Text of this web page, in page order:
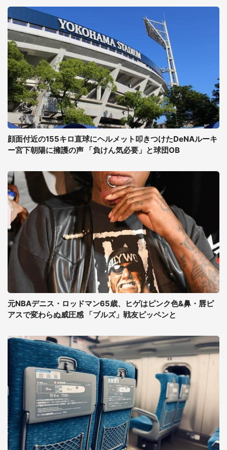
顔面付近の155キロ直球にヘルメット叩きつけたDeNAルーキ
ー宮下朝陽に擁護の声 「負けん気必要」と球団OB
元NBAデニス・ロッドマン65歳、ヒゲはピンク色&鼻・唇ピ
アスで変わらぬ威圧感 「ブルズ」戦友ピッペンと